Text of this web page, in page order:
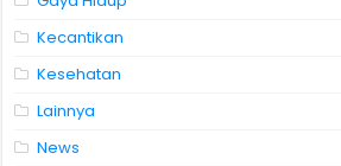
Kecantikan
Kesehatan
Lainnya
News